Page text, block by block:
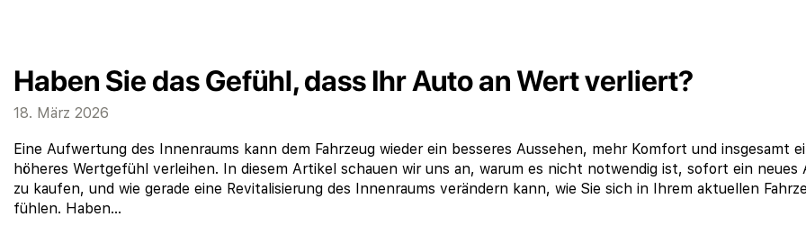
Haben Sie das Gefühl, dass Ihr Auto an Wert verliert?
18. März 2026
Eine Aufwertung des Innenraums kann dem Fahrzeug wieder ein besseres Aussehen, mehr Komfort und insgesamt
höheres Wertgefühl verleihen. In diesem Artikel schauen wir uns an, warum es nicht notwendig ist, sofort ein neues
zu kaufen, und wie gerade eine Revitalisierung des Innenraums verändern kann, wie Sie sich in Ihrem aktuellen
fühlen. Haben…